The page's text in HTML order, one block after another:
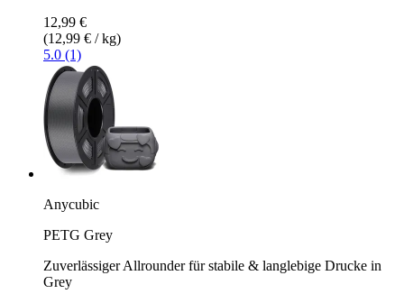
12,99 €
(12,99 € / kg)
5.0 (1)
Anycubic
PETG Grey
Zuverlässiger Allrounder für stabile & langlebige Drucke in
Grey